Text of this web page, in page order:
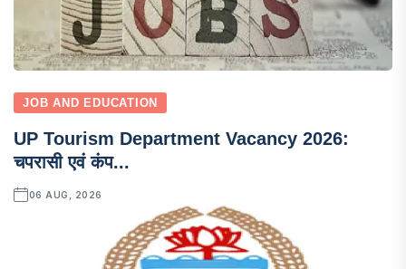
JOB AND EDUCATION
UP Tourism Department Vacancy 2026:
चपरासी एवं कंप...
06 AUG, 2026